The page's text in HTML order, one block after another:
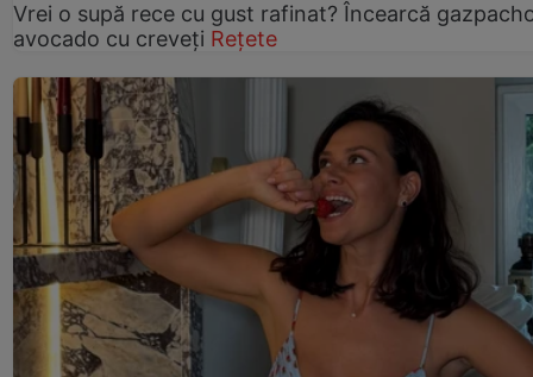
Vrei o supă rece cu gust rafinat? Încearcă
avocado cu creveți Rețete